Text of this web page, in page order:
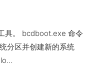
具。 bcdboot.exe 命令
分区并创建新的系统